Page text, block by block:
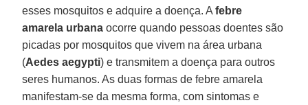
esses mosquitos e adquire a doença. Afebre
amarela urbana ocorre quando pessoas doentes são
picadas por mosquitos que vivem na área urbana
(Aedes aegypti) e transmitem a doença para outros
seres humanos. As duas formas de febre amarela
manifestam-se da mesma forma, com sintomas e